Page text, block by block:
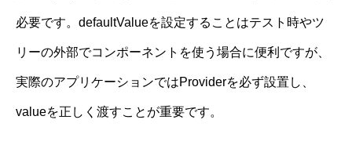
必要です。defaultValueを設定することはテスト時やツ
リーの外部でコンポーネントを使う場合に便利ですが、
実際のアプリケーションではProviderを必ず設置し、
valueを正しく渡すことが重要です。